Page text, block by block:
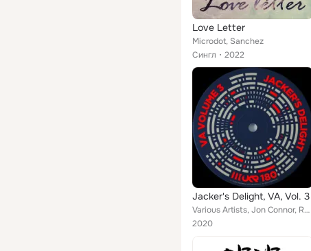
Love Letter
Microdot, Sanchez
Сингл
2022
Jacker's Delight, VA, Vol. 3
Various Artists, Jon Connor, RRKS, DJ Ze MigL, DJ D ReDD, Alavux, Microdot, Gabriel Palomo, DJ Hansz, Josh Moseley, Chance McDer...
2020